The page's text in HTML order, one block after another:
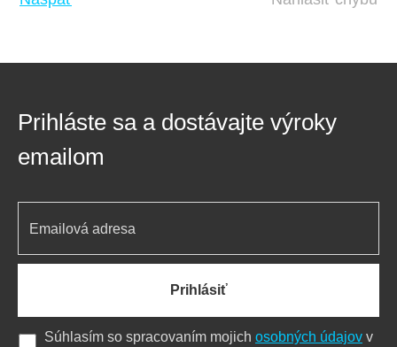
Prihláste sa a dostávajte výroky
emailom
Prihlásiť
Súhlasím so spracovaním mojich osobných údajov v